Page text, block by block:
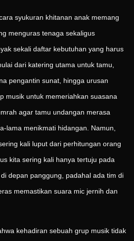
syukuran khitanan anak memang
menguras tenaga sekaligus
sekali daftar kebutuhan yang harus
dari katering utama untuk tamu,
pengantin sunat, hingga urusan
musik untuk memeriahkan suasana
agar tamu undangan merasa
lama menikmati hidangan. Namun,
kali luput dari perhitungan orang
kita sering kali hanya tertuju pada
depan panggung, padahal ada tim di
memastikan suara mic jernih dan
kehadiran sebuah grup musik tidak